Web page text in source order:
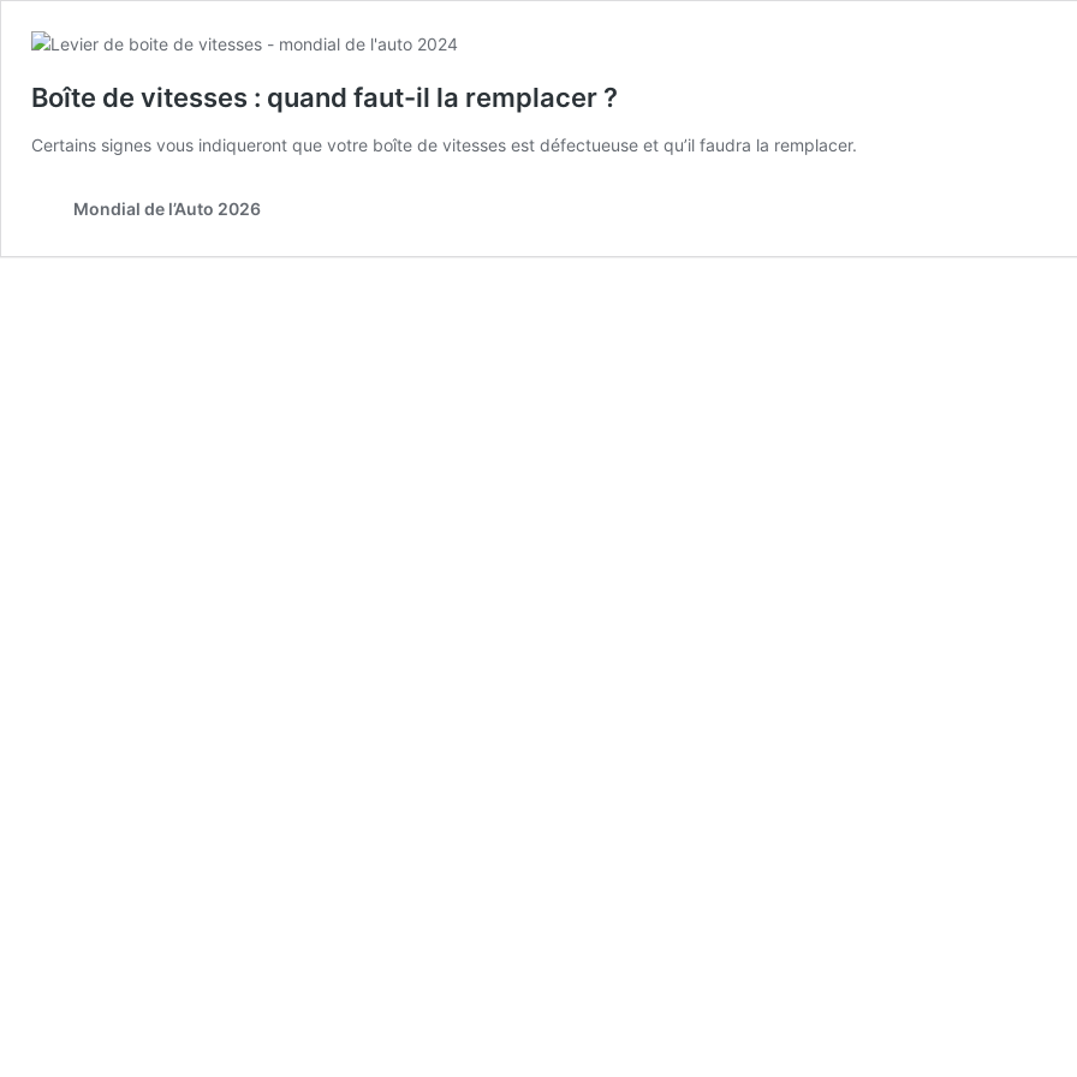
Boîte de vitesses : quand faut-il la remplacer ?
Certains signes vous indiqueront que votre boîte de vitesses est défectueuse et qu’il faudra la remplacer.
Mondial de l’Auto 2026